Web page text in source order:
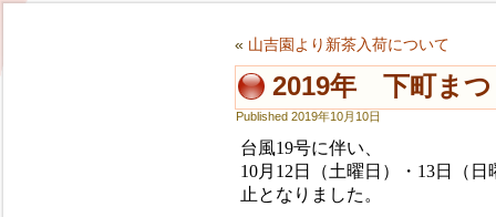
« 山吉園より新茶入荷について
2019年 下町まつ
Published 2019年10月10日
台風19号に伴い、
10月12日（土曜日）・13日（日
止となりました。